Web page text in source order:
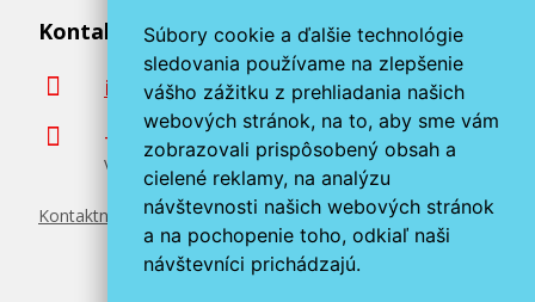
Súbory cookie a ďalšie technológie
sledovania používame na zlepšenie
vášho zážitku z prehliadania našich
webových stránok, na to, aby sme vám
zobrazovali prispôsobený obsah a
cielené reklamy, na analýzu
návštevnosti našich webových stránok
a na pochopenie toho, odkiaľ naši
návštevníci prichádzajú.
Kontaktujte nás
info@miroluk.sk
+420 377 222 313
Volajte v pracovné dni od 8. do 17. hod.
Kontaktné údaje